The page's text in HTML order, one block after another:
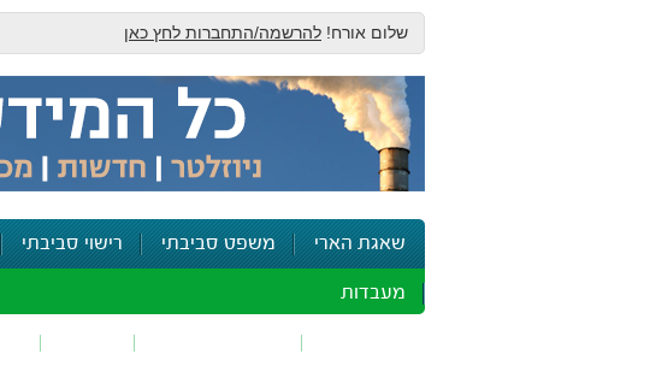
שלום אורח! להרשמה/התחברות לחץ כאן
שאגת הארי משפט סביבתי רישוי סביבתי
מעבדות